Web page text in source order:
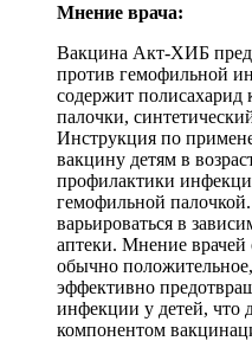
Мнение врача:
Вакцина Акт-ХИБ
против гемофильной
содержит полисахарид
палочки,
Инструкция по
вакцину детям в
профилактики
гемофильной
варьироваться в
аптеки. Мнение
обычно
эффективно
инфекции у детей, что
компонентом